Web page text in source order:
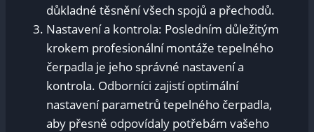
důkladné těsnění všech spojů a přechodů.
Nastavení a kontrola: Posledním důležitým
krokem profesionální montáže tepelného
čerpadla je jeho správné nastavení a
kontrola. Odborníci zajistí optimální
nastavení parametrů tepelného čerpadla,
aby přesně odpovídaly potřebám vašeho